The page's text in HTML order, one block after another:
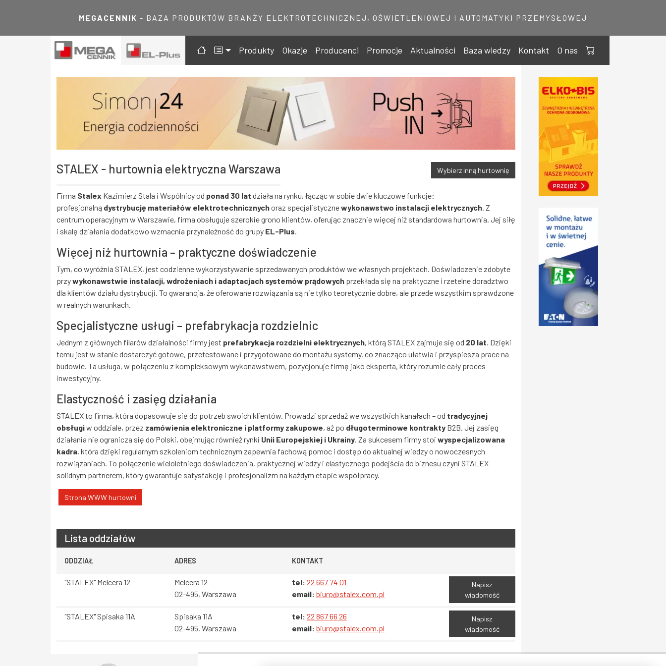
MEGACENNIK - BAZA PRODUKTÓW BRANŻY ELEKTROTECHNICZNEJ, OŚWIETLENIOWEJ I AUTOMATYKI PRZEMYSŁOWEJ
Produkty Okazje Producenci Promocje Aktualności Baza wiedzy Kontakt O nas
STALEX - hurtownia elektryczna Warszawa Wybierz inną hurtownię
Firma Stalex Kazimierz Stala i Wspólnicy od ponad 30 lat działa na rynku, łącząc w sobie dwie kluczowe funkcje:
profesjonalną dystrybucję materiałów elektrotechnicznychoraz specjalistycznewykonawstwo instalacji elektrycznych . Z
centrum operacyjnym w Warszawie, firma obsługuje szerokie grono klientów, oferując znacznie więcej niż standardowa hurtownia. Jej siłę
i skalę działania dodatkowo wzmacnia przynależność do grupy EL-Plus
Więcej niż hurtownia – praktyczne doświadczenie
Tym, co wyróżnia STALEX, jest codzienne wykorzystywanie sprzedawanych produktów we własnych projektach. Doświadczenie zdobyte
przywykonawstwie instalacji, wdrożeniach i adaptacjach systemów prądowych przekłada się na praktyczne i rzetelne doradztwo
dla klientów działu dystrybucji. To gwarancja, że oferowane rozwiązania są nie tylko teoretycznie dobre, ale przede wszystkim sprawdzone
w realnych warunkach.
Specjalistyczne usługi – prefabrykacja rozdzielnic
Jednym z głównych filarów działalności firmy jest prefabrykacja rozdzielni elektrycznych, którą STALEX zajmuje się od 20 lat . Dzięki
temu jest w stanie dostarczyć gotowe, przetestowane i przygotowane do montażu systemy, co znacząco ułatwia i przyspiesza prace na
budowie. Ta usługa, w połączeniu z kompleksowym wykonawstwem, pozycjonuje firmę jako eksperta, który rozumie cały proces
inwestycyjny.
Elastyczność i zasięg działania
STALEX to firma, która dopasowuje się do potrzeb swoich klientów. Prowadzi sprzedaż we wszystkich kanałach – od tradycyjnej
obsługiw oddziale, przez zamówienia elektroniczne i platformy zakupowe, aż po długoterminowe kontrakty B2B. Jej zasięg
działania nie ogranicza się do Polski, obejmując również rynki Unii Europejskiej i Ukrainy . Za sukcesem firmy stoi wyspecjalizowana
kadra, która dzięki regularnym szkoleniom technicznym zapewnia fachową pomoc i dostęp do aktualnej wiedzy o nowoczesnych
rozwiązaniach. To połączenie wieloletniego doświadczenia, praktycznej wiedzy i elastycznego podejścia do biznesu czyni STALEX
solidnym partnerem, który gwarantuje satysfakcję i profesjonalizm na każdym etapie współpracy.
Strona WWW hurtowni
Lista oddziałów
ODDZIAŁ ADRES KONTAKT
"STALEX" Melcera 12
Melcera 12
02-495, Warszawa
tel: 22 667 74 01
email: biuro@stalex.com.pl
Napisz
wiadomość
"STALEX" Spisaka 11A
Spisaka 11A
02-495, Warszawa
tel: 22 867 66 26
email: biuro@stalex.com.pl
Napisz
wiadomość